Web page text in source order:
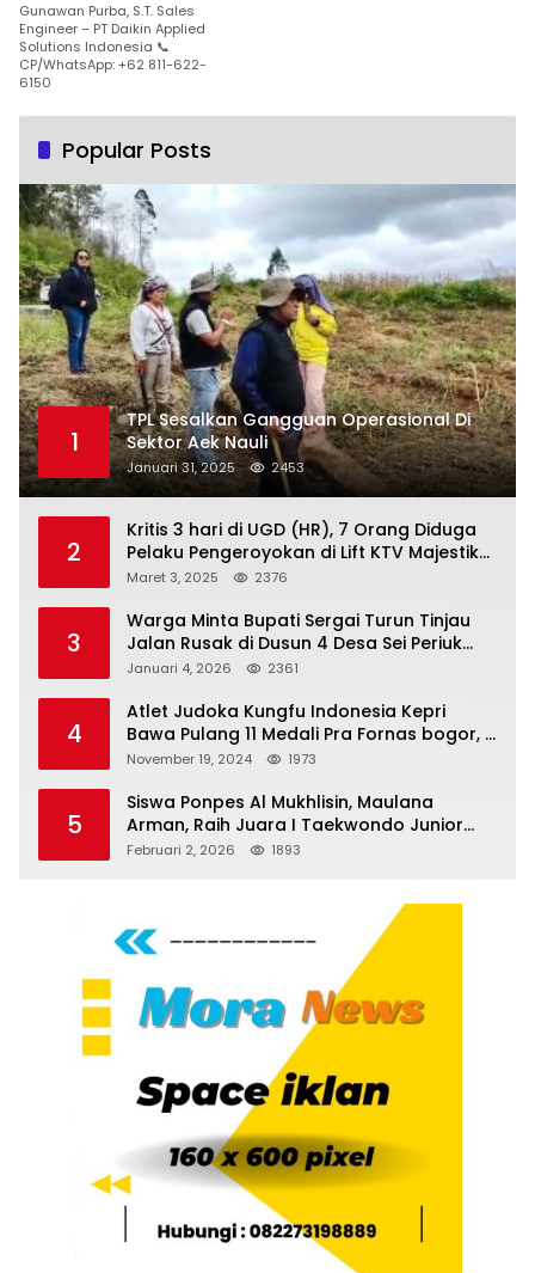
Gunawan Purba, S.T. Sales
Engineer – PT Daikin Applied
Solutions Indonesia 📞
CP/WhatsApp: +62 811-622-
6150
Popular Posts
1
TPL Sesalkan Gangguan Operasional Di
Sektor Aek Nauli
Januari 31, 2025 2453
2
Kritis 3 hari di UGD (HR), 7 Orang Diduga
Pelaku Pengeroyokan di Lift KTV Majestik
Melenggang Bebas, Kantor Hukum JAP
Tanjungpinang
Maret 3, 2025 2376
3
Warga Minta Bupati Sergai Turun Tinjau
Jalan Rusak di Dusun 4 Desa Sei Periuk
Serdang Bedagai
Januari 4, 2026 2361
4
Atlet Judoka Kungfu Indonesia Kepri
Bawa Pulang 11 Medali Pra Fornas bogor, 3
Emas dan 8 Perunggu.
November 19, 2024 1973
5
Siswa Ponpes Al Mukhlisin, Maulana
Arman, Raih Juara I Taekwondo Junior
Putra di Riau National Championship 2026
Februari 2, 2026 1893